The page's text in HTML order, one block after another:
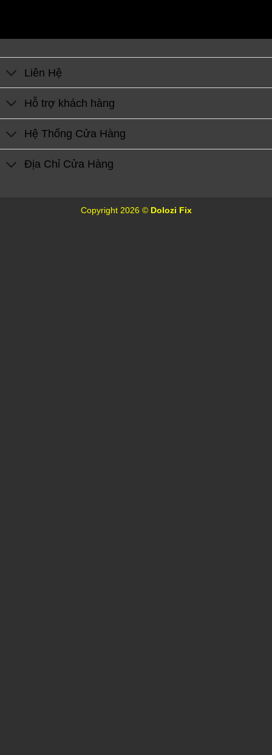
Liên Hệ
Hỗ trợ khách hàng
Hệ Thống Cửa Hàng
Địa Chỉ Cửa Hàng
Copyright 2026 © Dolozi Fix